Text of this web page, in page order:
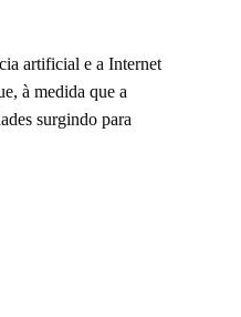
artificial e a Internet
à medida que a
surgindo para